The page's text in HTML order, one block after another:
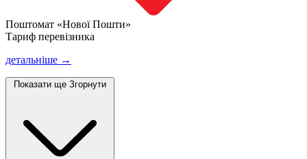
Поштомат «Нової Пошти»
Тариф перевізника
детальніше →
Показати ще Згорнути